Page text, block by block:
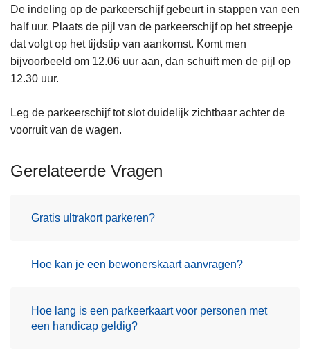
De indeling op de parkeerschijf gebeurt in stappen van een
half uur. Plaats de pijl van de parkeerschijf op het streepje
dat volgt op het tijdstip van aankomst. Komt men
bijvoorbeeld om 12.06 uur aan, dan schuift men de pijl op
12.30 uur.
Leg de parkeerschijf tot slot duidelijk zichtbaar achter de
voorruit van de wagen.
Gerelateerde Vragen
Gratis ultrakort parkeren?
Hoe kan je een bewonerskaart aanvragen?
Hoe lang is een parkeerkaart voor personen met
een handicap geldig?